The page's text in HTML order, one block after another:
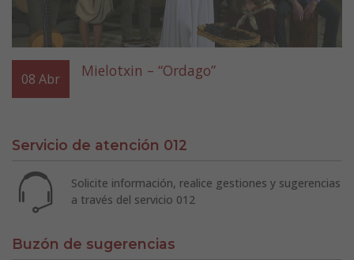
08 Abr Mielotxin – “Ordago”
Servicio de atención 012
Solicite información, realice gestiones y sugerencias
a través del servicio 012
Buzón de sugerencias